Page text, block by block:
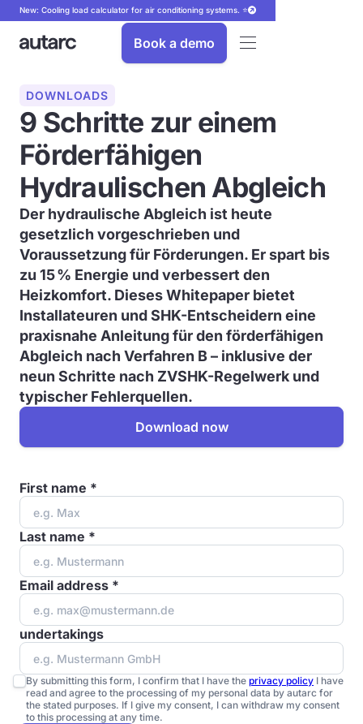
New: Cooling load calculator for air conditioning systems. ⭐
Book a demo
DOWNLOADS
9 Schritte zur einem
Förderfähigen
Hydraulischen Abgleich
Der hydraulische Abgleich ist heute
gesetzlich vorgeschrieben und
Voraussetzung für Förderungen. Er spart bis
zu 15 % Energie und verbessert den
Heizkomfort. Dieses Whitepaper bietet
Installateuren und SHK-Entscheidern eine
praxisnahe Anleitung für den förderfähigen
Abgleich nach Verfahren B – inklusive der
neun Schritte nach ZVSHK-Regelwerk und
typischer Fehlerquellen.
Download now
First name *
Last name *
Email address *
undertakings
By submitting this form, I confirm that I have the privacy policy I have
read and agree to the processing of my personal data by autarc for
the stated purposes. If I give my consent, I can withdraw my consent
to this processing at any time.